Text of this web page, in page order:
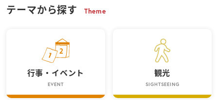
テーマから探す Theme
行事・イベント
EVENT
観光
SIGHTSEEING